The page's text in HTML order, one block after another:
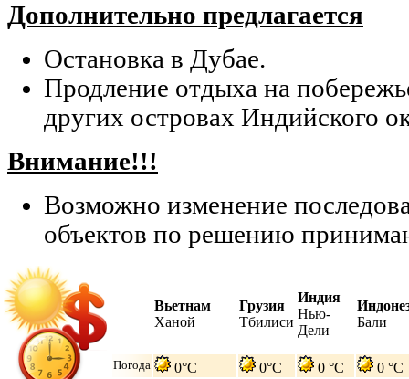
Дополнительно предлагается
Остановка в Дубае.
Продление отдыха на
других островах Индийского
Внимание!!!
Возможно изменение
объектов по решению
Вьетнам
Ханой
Грузия
Тбилиси
Индия
Нью-
Дели
Бали
Погода 0°C 0°C 0 °C 0 °C